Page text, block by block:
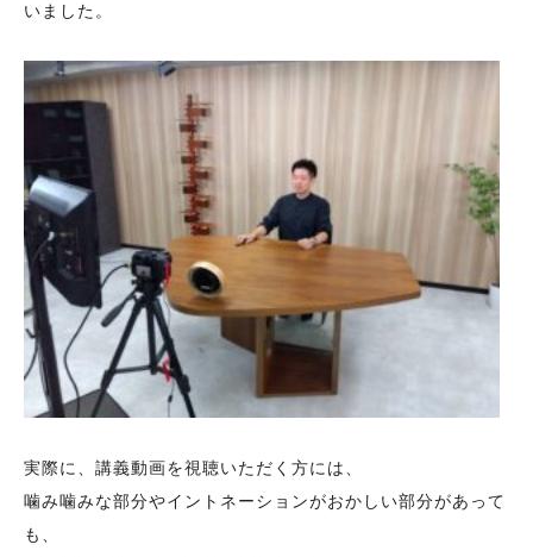
いました。
実際に、講義動画を視聴いただく方には、
噛み噛みな部分やイントネーションがおかしい部分があって
も、